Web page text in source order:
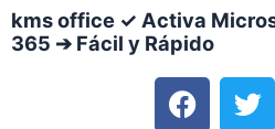
kms office ✓ Activa
365 ➔ Fácil y Rápido
F
a
T
w